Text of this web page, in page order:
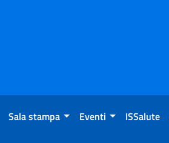
Sala stampa Eventi ISSalute